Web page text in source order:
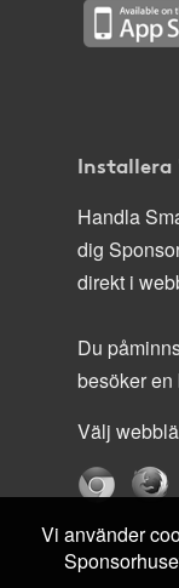
Handla
dig
direkt i
Du
besöker en
Välj
Vi använder